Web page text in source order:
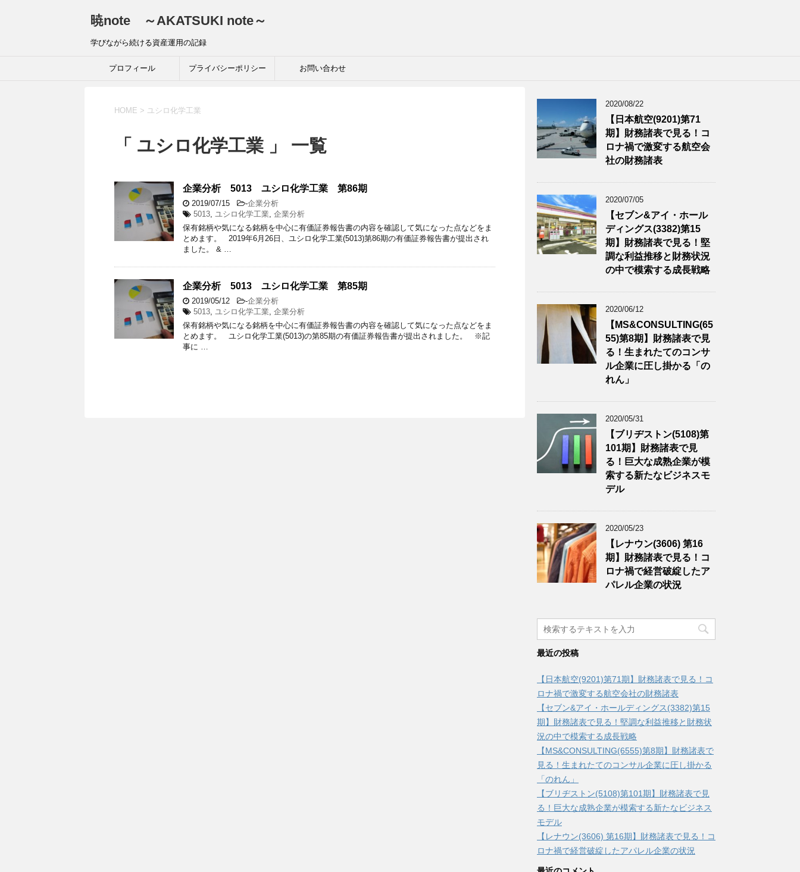
暁note ～AKATSUKI note～
学びながら続ける資産運用の記録
プロフィール プライバシーポリシー お問い合わせ
HOME > ユシロ化学工業
「 ユシロ化学工業 」 一覧
企業分析 5013 ユシロ化学工業 第86期
2019/07/15 -企業分析
5013, ユシロ化学工業, 企業分析
保有銘柄や気になる銘柄を中心に有価証券報告書の内容を確認して気になった点などをま
とめます。 2019年6月26日、ユシロ化学工業(5013)第86期の有価証券報告書が提出され
ました。 & …
企業分析 5013 ユシロ化学工業 第85期
2019/05/12 -企業分析
5013, ユシロ化学工業, 企業分析
保有銘柄や気になる銘柄を中心に有価証券報告書の内容を確認して気になった点などをま
とめます。 ユシロ化学工業(5013)の第85期の有価証券報告書が提出されました。 ※記
事に …
2020/08/22
【日本航空(9201)第71
期】財務諸表で見る！コ
ロナ禍で激変する航空会
社の財務諸表
2020/07/05
【セブン&アイ・ホール
ディングス(3382)第15
期】財務諸表で見る！堅
調な利益推移と財務状況
の中で模索する成長戦略
2020/06/12
【MS&CONSULTING(65
55)第8期】財務諸表で見
る！生まれたてのコンサ
ル企業に圧し掛かる「の
れん」
2020/05/31
【ブリヂストン(5108)第
101期】財務諸表で見
る！巨大な成熟企業が模
索する新たなビジネスモ
デル
2020/05/23
【レナウン(3606) 第16
期】財務諸表で見る！コ
ロナ禍で経営破綻したア
パレル企業の状況
最近の投稿
【日本航空(9201)第71期】財務諸表で見る！コ
ロナ禍で激変する航空会社の財務諸表
【セブン&アイ・ホールディングス(3382)第15
期】財務諸表で見る！堅調な利益推移と財務状
況の中で模索する成長戦略
【MS&CONSULTING(6555)第8期】財務諸表で
見る！生まれたてのコンサル企業に圧し掛かる
「のれん」
【ブリヂストン(5108)第101期】財務諸表で見
る！巨大な成熟企業が模索する新たなビジネス
モデル
【レナウン(3606) 第16期】財務諸表で見る！コ
ロナ禍で経営破綻したアパレル企業の状況